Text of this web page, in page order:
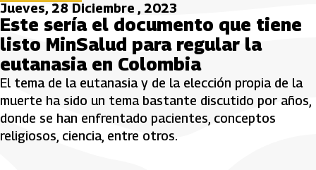
Jueves, 28 Diciembre , 2023
Este sería el documento que tiene
listo MinSalud para regular la
eutanasia en Colombia
El tema de la eutanasia y de la elección propia de la
muerte ha sido un tema bastante discutido por años,
donde se han enfrentado pacientes, conceptos
religiosos, ciencia, entre otros.